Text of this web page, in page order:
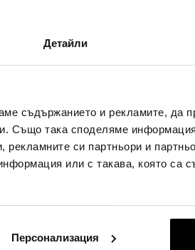
Детайли
съдържанието и рекламите, да
Също така споделяме
рекламните си партньори и
или с такава, която са
Персонализация
НАЧИНИ НА ПЛАЩАНЕ
Плащане с наложен платеж